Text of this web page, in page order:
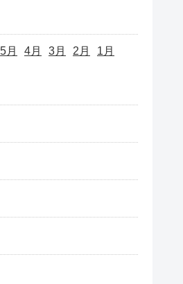
5月 4月 3月 2月 1月